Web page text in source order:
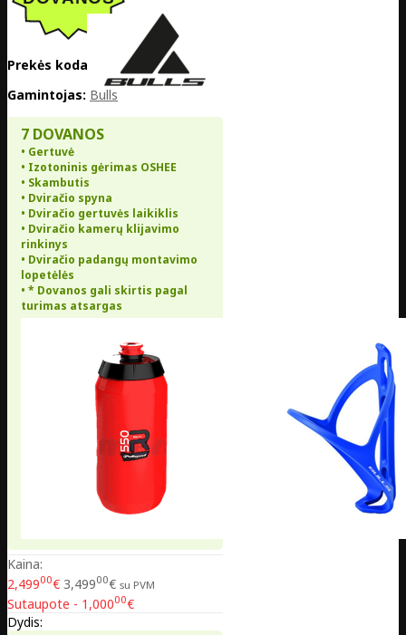
Prekės kodas:
DE20-836-657
Gamintojas: Bulls
7 DOVANOS
• Gertuvė
• Izotoninis gėrimas OSHEE
• Skambutis
• Dviračio spyna
• Dviračio gertuvės laikiklis
• Dviračio kamerų klijavimo
rinkinys
• Dviračio padangų montavimo
lopetėlės
• * Dovanos gali skirtis pagal
turimas atsargas
Kaina:
2,49900€ 3,49900€ su PVM
Sutaupote - 1,00000€
Dydis: